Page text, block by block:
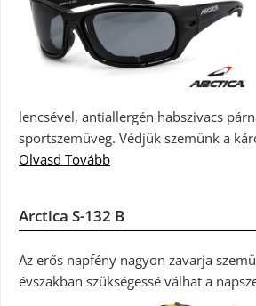
lencsével, antiallergén habszivacs
sportszemüveg. Védjük szemünk a
Olvasd Tovább
Arctica S-132 B
Az erős napfény nagyon zavarja
évszakban szükségessé válhat a